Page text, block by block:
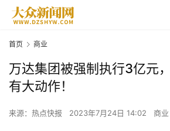
首页 商业
万达集团被强制执行3亿元
有大动作！
来源：热点快报 2023年7月24日 14:02 商业